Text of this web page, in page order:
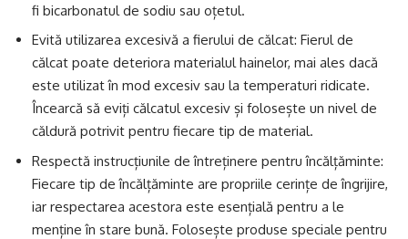
fi bicarbonatul de sodiu sau oțetul.
Evită utilizarea excesivă a fierului de călcat: Fierul de
călcat poate deteriora materialul hainelor, mai ales dacă
este utilizat în mod excesiv sau la temperaturi ridicate.
Încearcă să eviți călcatul excesiv și folosește un nivel de
căldură potrivit pentru fiecare tip de material.
Respectă instrucțiunile de întreținere pentru încălțăminte:
Fiecare tip de încălțăminte are propriile cerințe de îngrijire,
iar respectarea acestora este esențială pentru a le
menține în stare bună. Folosește produse speciale pentru